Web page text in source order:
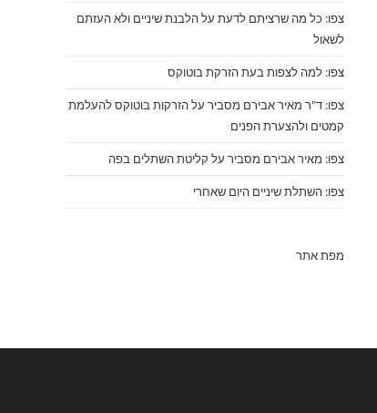
צפו: כל מה שרציתם לדעת על הלבנת שיניים ולא העזתם
לשאול
צפו: למה לצפות בעת הזרקת בוטוקס
צפו: ד"ר מאיר אבירם מסביר על הזרקות בוטוקס להעלמת
קמטים ולהצערת הפנים
צפו: מאיר אבירם מסביר על קליטת השתלים בפה
צפו: השתלת שיניים היום שאחרי
מפת אתר